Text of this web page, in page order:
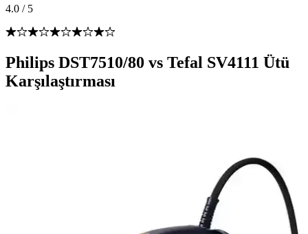
4.0 / 5
Philips DST7510/80 vs Tefal SV4111 Ütü
Karşılaştırması